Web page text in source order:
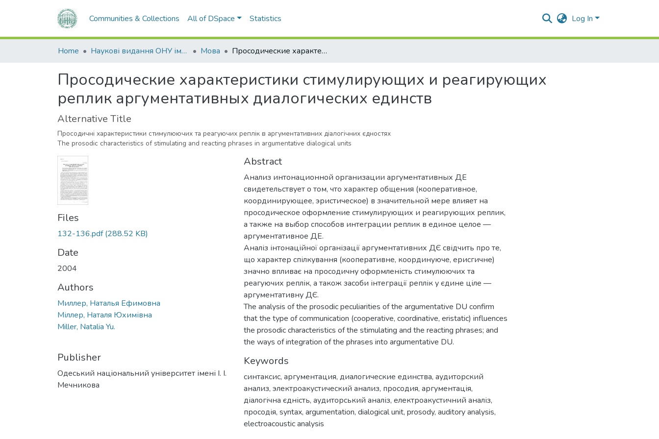
Communities & Collections All of DSpace Statistics Log In
Home Наукові видання ОНУ імені І. І. Мечникова Мова Просодические характеристики стимулирующих и реагирующих реплик аргументативных диалогических единств
Просодические характеристики стимулирующих и реагирующих
реплик аргументативных диалогических единств
Alternative Title
Просодичні характеристики стимулюючих та реагуючих реплік в аргументативних діалогічних єдностях
The prosodic characteristics of stimulating and reacting phrases in argumentative dialogical units
Files
132-136.pdf(288.52 KB)
Date
2004
Authors
Миллер, Наталья Ефимовна
Міллер, Наталя Юхимівна
Miller, Natalia Yu.
Publisher
Одеський національний університет імені І. І.
Мечникова
Abstract
Анализ интонационной организации аргументативных ДЕ
свидетельствует о том, что характер об­щения (кооперативное,
координирующее, эристическое) в значительной мере влияет на
просодичес­кое оформление стимулирующих и реагирующих реплик,
а также на выбор способов интеграции реп­лик в единое целое —
аргументативное ДЕ.
Аналіз інтонаційної організації аргументативних ДЄ свідчить про те,
що характер спілкування (коо­перативне, координуюче, ерисгичне)
значно впливає на просодичну оформленість стимулюючих та
реагуючих реплік, а також засоби інтеграції реплік у єдине ціле —
аргументативну ДЄ.
The analysis of the prosodic peculiarities of the argumentative DU confirm
that the type of communication (cooperative, coordinative, eristatic) influences
the prosodic characteristics of the stimulating and the reacting phrases; and
the ways of integration of the phrases into argumentative DU.
Keywords
синтаксис, аргументация, диалогические единства, аудиторский
анализ, электроаку­стический анализ, просодия, аргументація,
діалогічна єдність, аудиторський аналіз, електроакустичний аналіз,
просодія, syntax, argumentation, dialogical unit, prosody, auditory analysis,
electroacoustic analysis